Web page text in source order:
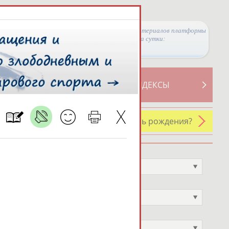
Просмотры материалов платформы
за сутки:
СВОДНЫЕ ИНДЕКСЫ
У кого сегодня день рождения?